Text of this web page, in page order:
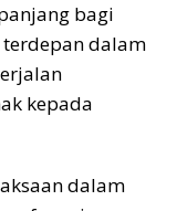
bagi
terdepan dalam
kepada
dalam